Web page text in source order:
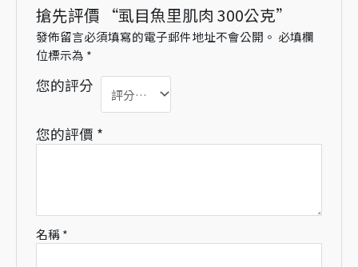
搶先評價 “虱目魚里肌肉 300公克”
發佈留言必須填寫的電子郵件地址不會公開。 必填欄
位標示為 *
您的評分
您的評價 *
名稱*